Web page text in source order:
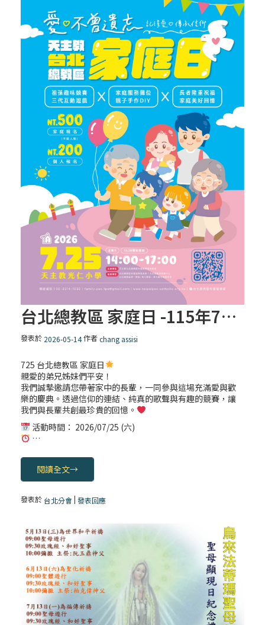
台北總教區 家庭日 -115年7月25日
發表於 2026-05-14作者chang assisi
725 台北總教區 家庭日
親愛的弟兄姊妹們平安！
我們誠摯邀請您帶著家中的長輩，一同參與這場充滿愛與歡
樂的慶典。透過信仰的連結、純真的歌聲與有趣的競賽，讓
我們與長輩共創最珍貴的回憶。
活動時間： 2026/07/25 (六)
…
閱讀全文→
發表於 台北分會|發表回應